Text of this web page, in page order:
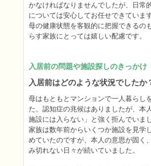
かなければなりませんでしたが、日常
については安心してお任せできていま
母の健康状態を客観的に把握できるの
らす家族にとっては嬉しい配慮です。
入居前の問題や施設探しのきっかけ
入居前はどのような状況でしたか
母はもともとマンションで一人暮らし
た。認知症の兆候はありましたが、本
施設には入らない」と強く拒んでいま
家族は数年前からいくつか施設を見学
めていたのですが、本人の意思が固く
み切れない日々が続いていました。